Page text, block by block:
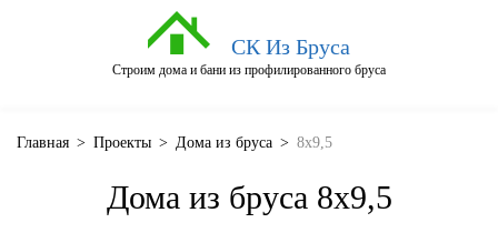
СК Из Бруса
Строим дома и бани из профилированного бруса
Главная > Проекты > Дома из бруса > 8x9,5
Дома из бруса 8x9,5